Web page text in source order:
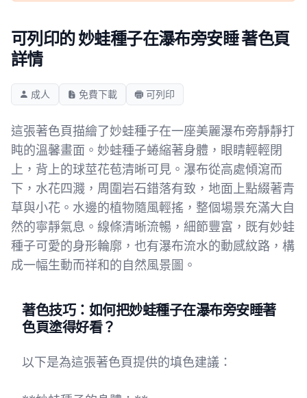
可列印的 妙蛙種子在瀑布旁安睡 著色頁
詳情
成人 免費下載 可列印
這張著色頁描繪了妙蛙種子在一座美麗瀑布旁靜靜打
盹的溫馨畫面。妙蛙種子蜷縮著身體，眼睛輕輕閉
上，背上的球莖花苞清晰可見。瀑布從高處傾瀉而
下，水花四濺，周圍岩石錯落有致，地面上點綴著青
草與小花。水邊的植物隨風輕搖，整個場景充滿大自
然的寧靜氣息。線條清晰流暢，細節豐富，既有妙蛙
種子可愛的身形輪廓，也有瀑布流水的動感紋路，構
成一幅生動而祥和的自然風景圖。
著色技巧：如何把妙蛙種子在瀑布旁安睡著
色頁塗得好看？
以下是為這張著色頁提供的填色建議：